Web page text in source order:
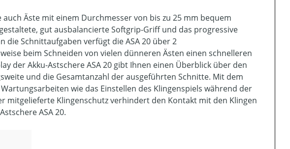
auch Äste mit einem Durchmesser von bis zu 25 mm bequem
gut ausbalancierte Softgrip-Griff und das progressive
die Schnittaufgaben verfügt die ASA 20 über 2
beim Schneiden von vielen dünneren Ästen einen schnelleren
der Akku-Astschere ASA 20 gibt Ihnen einen Überblick über den
und die Gesamtanzahl der ausgeführten Schnitte. Mit dem
wie das Einstellen des Klingenspiels während der
mitgelieferte Klingenschutz verhindert den Kontakt mit den Klingen
ASA 20.